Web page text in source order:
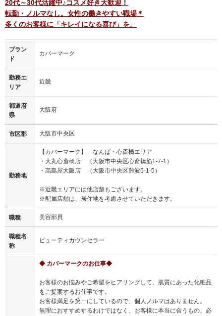
20代～30代活躍中♪コスメ好き大歓迎！
転勤・ノルマなし。女性の働きやすい職場＊
多くのお客様に「キレイになる喜び」を。
ブラン
ド
カバーマーク
勤務エ
リア
近畿
都道府
県
大阪府
市区郡 大阪市中央区
勤務地
【カバーマーク】 なんば・心斎橋エリア
・大丸心斎橋店 （大阪市中央区心斎橋筋1-7-1）
・高島屋大阪店 （大阪市中央区難波5-1-5）
※近畿エリアには他店舗もございます。
※配属店舗は、居住地を考慮させていただきます。
職種 美容部員
職種名
称
ビューティカウンセラー
◆ カバーマークのお仕事◆
お客様のお悩みやご希望をヒアリングして、肌質にあった化粧品
をご提案するお仕事です。
お客様満足を第一にしているので、個人ノルマはありません。
無理におすすめするわけではなく、お客様に本当に合うもの、必